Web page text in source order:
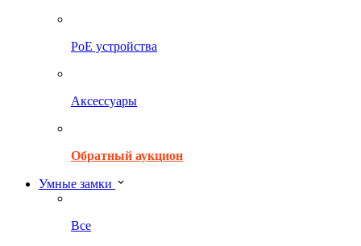
PoE устройства
Аксессуары
Обратный аукцион
Умные замки
Все